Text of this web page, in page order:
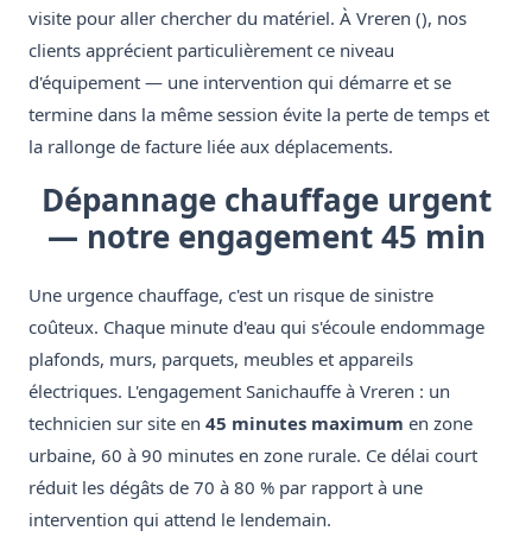
visite pour aller chercher du matériel. À Vreren (), nos
clients apprécient particulièrement ce niveau
d'équipement — une intervention qui démarre et se
termine dans la même session évite la perte de temps et
la rallonge de facture liée aux déplacements.
Dépannage chauffage urgent
— notre engagement 45 min
Une urgence chauffage, c'est un risque de sinistre
coûteux. Chaque minute d'eau qui s'écoule endommage
plafonds, murs, parquets, meubles et appareils
électriques. L'engagement Sanichauffe à Vreren : un
technicien sur site en 45 minutes maximum en zone
urbaine, 60 à 90 minutes en zone rurale. Ce délai court
réduit les dégâts de 70 à 80 % par rapport à une
intervention qui attend le lendemain.